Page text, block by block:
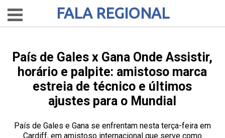
FALA REGIONAL
País de Gales x Gana Onde Assistir,
horário e palpite: amistoso marca
estreia de técnico e últimos
ajustes para o Mundial
País de Gales e Gana se enfrentam nesta terça-feira em
Cardiff, em amistoso internacional que serve como